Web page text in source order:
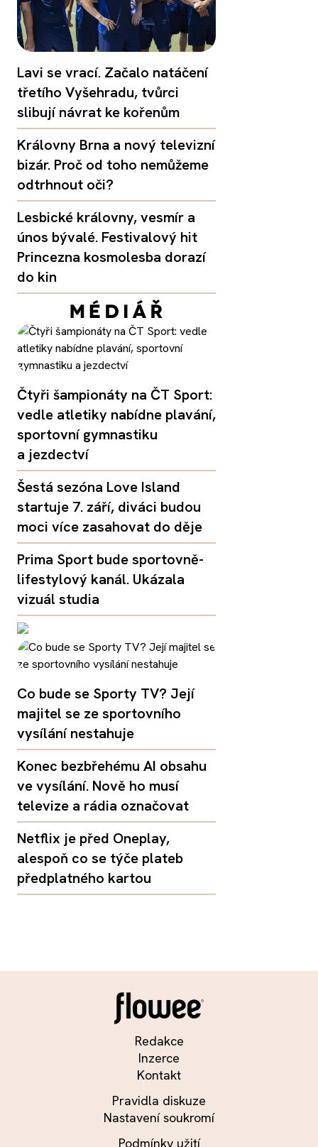
Lavi se vrací. Začalo natáčení
třetího Vyšehradu, tvůrci
slibují návrat ke kořenům
Královny Brna a nový televizní
bizár. Proč od toho nemůžeme
odtrhnout oči?
Lesbické královny, vesmír a
únos bývalé. Festivalový hit
Princezna kosmolesba dorazí
do kin
Čtyři šampionáty na ČT Sport:
vedle atletiky nabídne plavání,
sportovní gymnastiku
a jezdectví
Šestá sezóna Love Island
startuje 7. září, diváci budou
moci více zasahovat do děje
Prima Sport bude sportovně-
lifestylový kanál. Ukázala
vizuál studia
Co bude se Sporty TV? Její
majitel se ze sportovního
vysílání nestahuje
Konec bezbřehému AI obsahu
ve vysílání. Nově ho musí
televize a rádia označovat
Netflix je před Oneplay,
alespoň co se týče plateb
předplatného kartou
Redakce
Inzerce
Kontakt
Pravidla diskuze
Nastavení soukromí
Podmínky užití